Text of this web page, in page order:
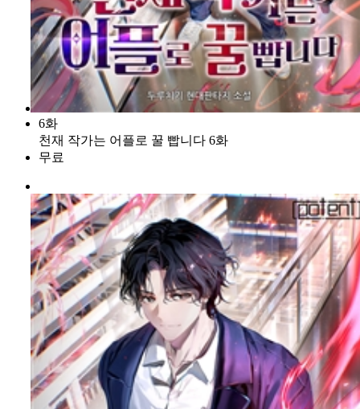
6화
천재 작가는 어플로 꿀 빱니다 6화
무료